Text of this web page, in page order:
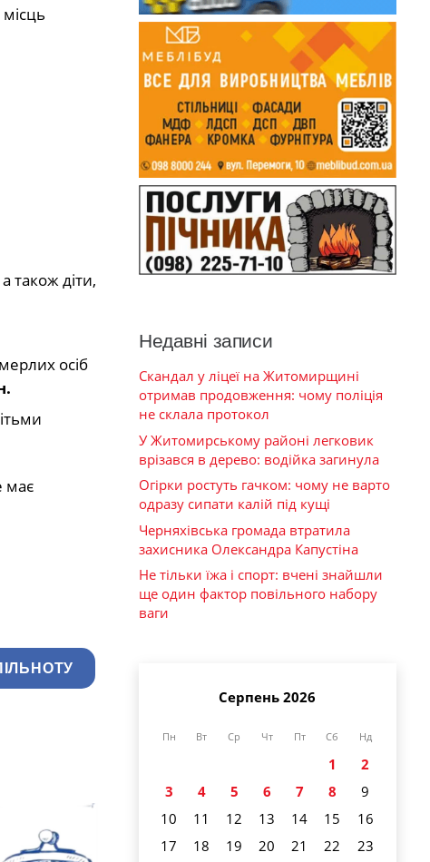
також діти,
осіб
має
Недавні записи
Скандал у ліцеї на Житомирщині
отримав продовження: чому поліція
не склала протокол
У Житомирському районі легковик
врізався в дерево: водійка загинула
Огірки ростуть гачком: чому не варто
одразу сипати калій під кущі
Черняхівська громада втратила
захисника Олександра Капустіна
Не тільки їжа і спорт: вчені знайшли
ще один фактор повільного набору
ваги
Серпень 2026
Пн Вт Ср Чт Пт Сб Нд
1
2
3
4 5 6 7 8
9
10
11 12 13 14 15
16
17
18 19 20 21 22
23